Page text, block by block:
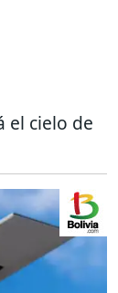
el cielo de